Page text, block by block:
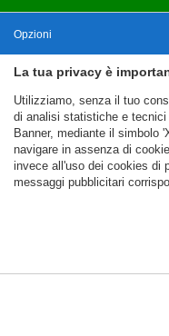
La tua privacy è
Utilizziamo, senza il tuo
di analisi statistiche e
Banner, mediante il simbolo
navigare in assenza di
invece all'uso dei cookies di
messaggi pubblicitari
Cookie Necessari, Tecnici
Opzioni
Nascondi Opzioni